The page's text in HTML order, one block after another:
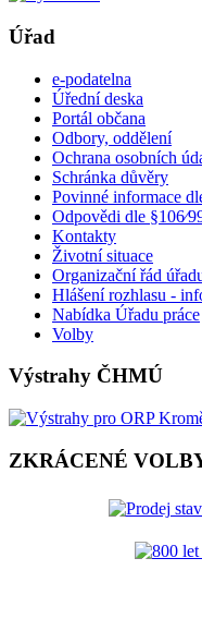
Úřad
e-podatelna
Úřední deska
Portál občana
Odbory, oddělení
Ochrana osobních
Schránka důvěry
Povinné informace
Odpovědi dle
Kontakty
Životní situace
Organizační řád
Hlášení rozhlasu -
Nabídka Úřadu práce
Volby
Výstrahy ČHMÚ
ZKRÁCENÉ